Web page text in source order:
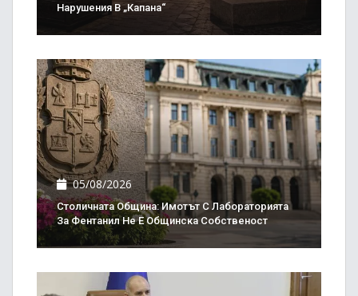
Нарушения В „Капана“
05/08/2026
Столичната Община: Имотът С Лабораторията
За Фентанил Не Е Общинска Собственост